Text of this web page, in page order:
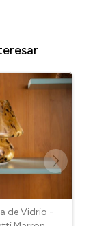
de Vidrio -